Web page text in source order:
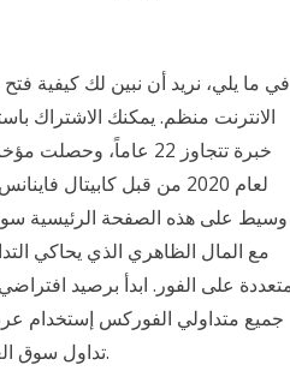
في ما يلي، نريد أن نبين لك كيفية
الانترنت منظم. يمكنك الاشتراك
خبرة تتجاوز 22
لعام 2020 من قبل
وسيط على هذه الصفحة الرئيسية
مع المال الظاهري الذي يحاكي
جميع متداولي الفوركس إستخدام
تداول سوق العملات، و كذلك التعود على الوسيط و منصة التداول التي يستخدمونها.